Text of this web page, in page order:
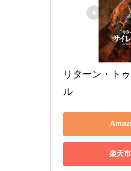
リターン・ト
ル
楽天